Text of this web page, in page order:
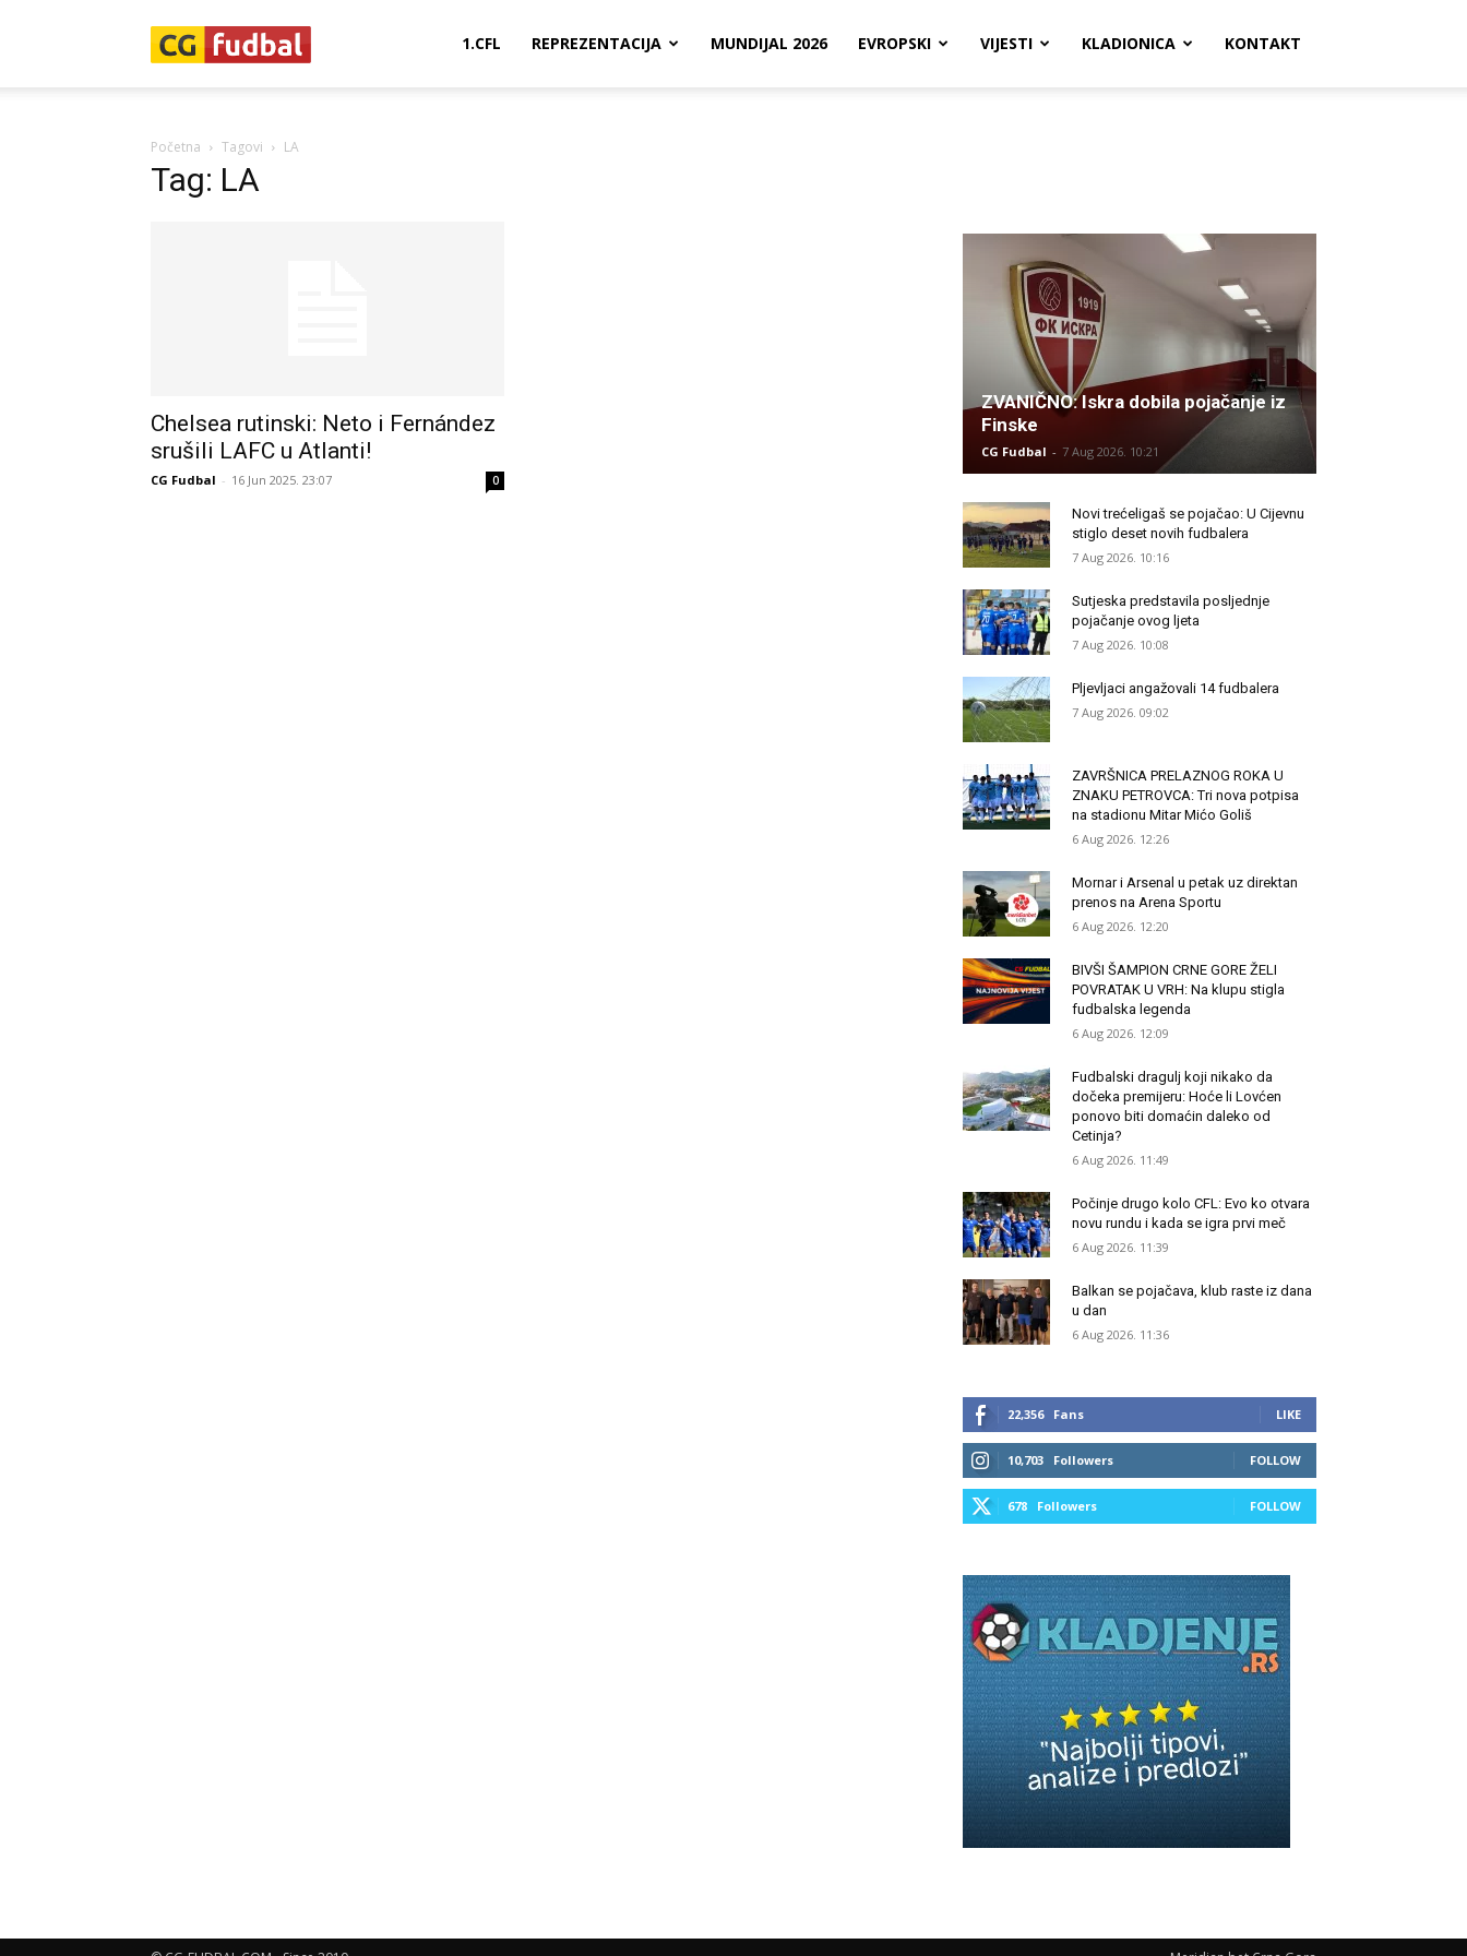
1.CFL REPREZENTACIJA MUNDIJAL 2026 EVROPSKI VIJESTI KLADIONICA KONTAKT
Početna Tagovi LA
Tag: LA
Chelsea rutinski: Neto i Fernández
srušili LAFC u Atlanti!
CG Fudbal - 16 Jun 2025. 23:07 0
ZVANIČNO: Iskra dobila pojačanje iz
Finske
CG Fudbal - 7 Aug 2026. 10:21
Novi trećeligaš se pojačao: U Cijevnu
stiglo deset novih fudbalera
7 Aug 2026. 10:16
Sutjeska predstavila posljednje
pojačanje ovog ljeta
7 Aug 2026. 10:08
Pljevljaci angažovali 14 fudbalera
7 Aug 2026. 09:02
ZAVRŠNICA PRELAZNOG ROKA U
ZNAKU PETROVCA: Tri nova potpisa
na stadionu Mitar Mićo Goliš
6 Aug 2026. 12:26
Mornar i Arsenal u petak uz direktan
prenos na Arena Sportu
6 Aug 2026. 12:20
BIVŠI ŠAMPION CRNE GORE ŽELI
POVRATAK U VRH: Na klupu stigla
fudbalska legenda
6 Aug 2026. 12:09
Fudbalski dragulj koji nikako da
dočeka premijeru: Hoće li Lovćen
ponovo biti domaćin daleko od
Cetinja?
6 Aug 2026. 11:49
Počinje drugo kolo CFL: Evo ko otvara
novu rundu i kada se igra prvi meč
6 Aug 2026. 11:39
Balkan se pojačava, klub raste iz dana
u dan
6 Aug 2026. 11:36
22,356 Fans LIKE
10,703 Followers FOLLOW
678 Followers FOLLOW